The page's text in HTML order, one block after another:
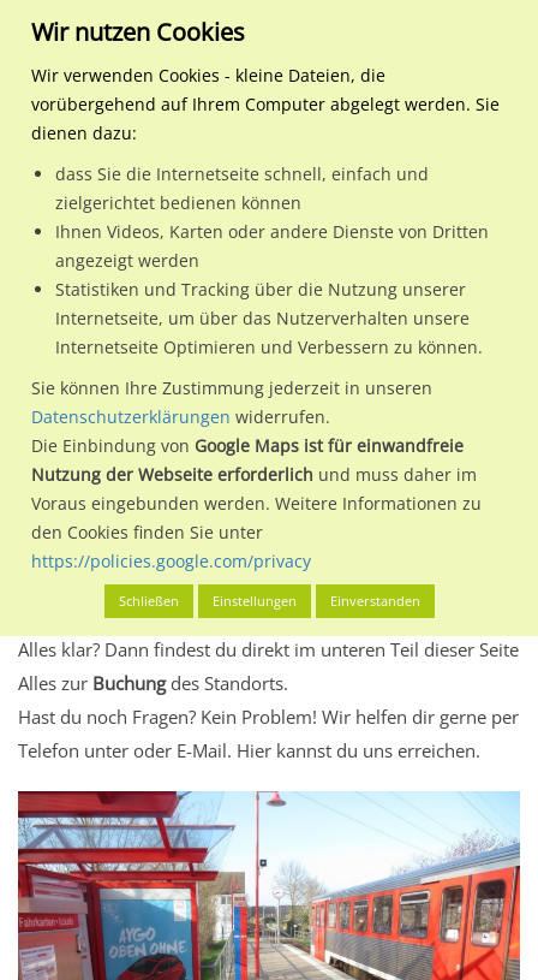
Regionale Plakatwerbung Hamburg
Hamburg, Freie und
AKN-Bf Langenmoor,
Nutze günstige Werbemöglichkeiten am Standort AKN-Bf
Langenmoor, Bstg., WH, We.Li.im Ortsteil Elmshorn)
Hamburg, Freie und Hansestadt.
Wir erheben für jede unserer Werbeflächen individuelle und
aktuelleStandortinformationenund Leistungswerte. Damit
kannst du dich schon vor der Buchung im Detail über den
Standort, seine Reichweite und Werbewirkung sowie
eventuelle Beschränkungen in den zugelassenen
Werbeinhalten informieren.
Alles klar? Dann findest du direkt im unteren Teil dieser Seite
Alles zur Buchungdes Standorts.
Hast du noch Fragen? Kein Problem! Wir helfen dir gerne per
Telefon unter oder E-Mail. Hier kannst du uns erreichen.
Wir nutzen Cookies
Wir verwenden Cookies - kleine Dateien, die
vorübergehend auf Ihrem Computer abgelegt werden. Sie
dienen dazu:
dass Sie die Internetseite schnell, einfach und
zielgerichtet bedienen können
Ihnen Videos, Karten oder andere Dienste von Dritten
angezeigt werden
Statistiken und Tracking über die Nutzung unserer
Internetseite, um über das Nutzerverhalten unsere
Internetseite Optimieren und Verbessern zu können.
Sie können Ihre Zustimmung jederzeit in unseren
Datenschutzerklärungen widerrufen.
Die Einbindung von Google Maps ist für einwandfreie
Nutzung der Webseite erforderlich und muss daher im
Voraus eingebunden werden. Weitere Informationen zu
den Cookies finden Sie unter
https://policies.google.com/privacy
Schließen Einstellungen Einverstanden